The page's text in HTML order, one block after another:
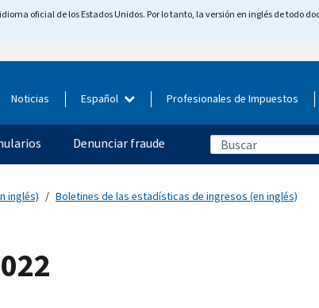
oficial de los Estados Unidos. Por lo tanto, la versión en inglés de todo
Noticias Español Profesionales de Impuestos
Denunciar fraude
inglés)
Boletines de las estadísticas de ingresos (en inglés)